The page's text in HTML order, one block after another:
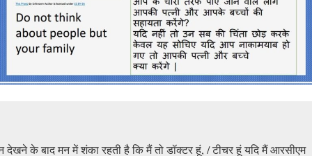
देखने के बाद मन में शंका रहती है कि मैं तो डॉक्टर हूं, / टीचर हूं यदि मैं आरसीएम